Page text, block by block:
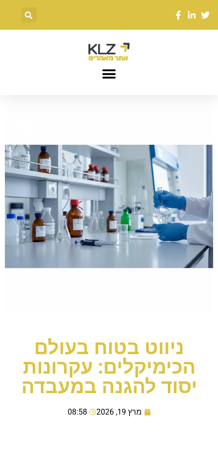
ניווט בטוח בעולם
הכימיקלים: עקרונות
יסוד להגנה במעבדה
מרץ 19, 2026 08:58